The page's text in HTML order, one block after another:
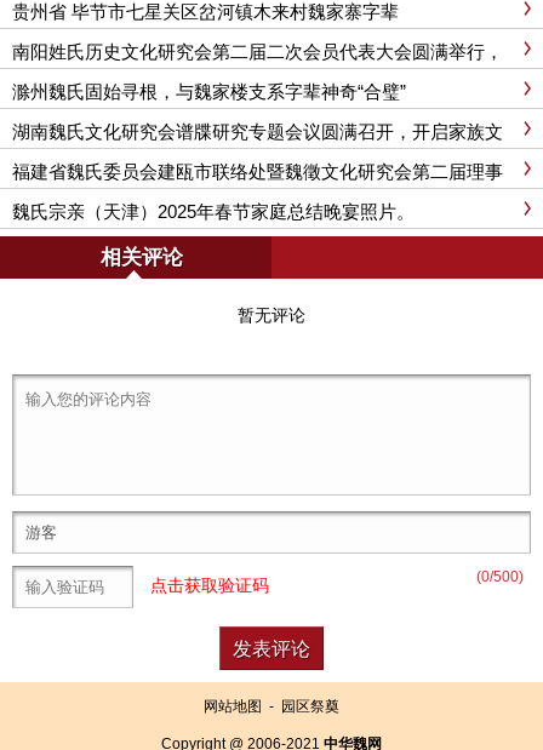
贵州省 毕节市七星关区岔河镇木来村魏家寨字辈
南阳姓氏历史文化研究会第二届二次会员代表大会圆满举行，
魏姓宗亲获表彰
滁州魏氏固始寻根，与魏家楼支系字辈神奇“合璧”
湖南魏氏文化研究会谱牒研究专题会议圆满召开，开启家族文
化传承新征程
福建省魏氏委员会建瓯市联络处暨魏徵文化研究会第二届理事
会会员大会圆满举行，传承文化凝聚宗亲力量
魏氏宗亲（天津）2025年春节家庭总结晚宴照片。
相关评论
暂无评论
(0/500)
点击获取验证码
网站地图 - 园区祭奠
Copyright @ 2006-2021 中华魏网